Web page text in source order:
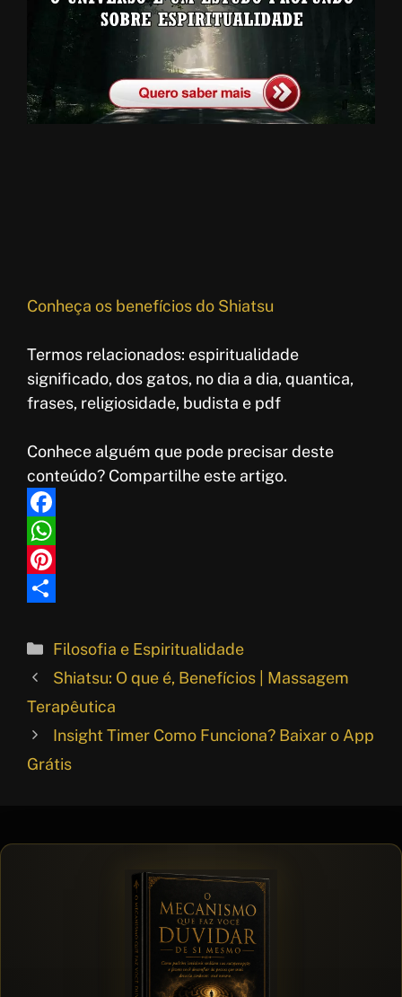
Conheça os benefícios do Shiatsu
Termos relacionados: espiritualidade
significado, dos gatos, no dia a dia, quantica,
frases, religiosidade, budista e pdf
Conhece alguém que pode precisar deste
conteúdo? Compartilhe este artigo.
F
a
c
b
o
o
k
W
h
t
s
A
p
p
P
n
t
e
r
e
h
a
r
e
Categorias
Filosofia e Espiritualidade
Shiatsu: O que é, Benefícios | Massagem
Terapêutica
Insight Timer Como Funciona? Baixar o App
Grátis